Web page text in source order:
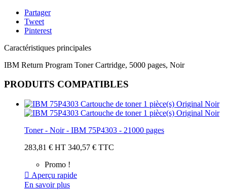
Partager
Tweet
Pinterest
Caractéristiques principales
IBM Return Program Toner Cartridge, 5000 pages, Noir
PRODUITS COMPATIBLES
Toner - Noir - IBM 75P4303 - 21000 pages
283,81 € HT 340,57 € TTC
Promo !
 Aperçu rapide
En savoir plus